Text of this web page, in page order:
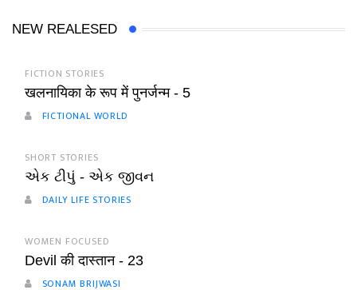
NEW REALESED
FICTION STORIES
खलनायिका के रूप में पुनर्जन्म - 5
FICTIONAL WORLD
SHORT STORIES
એક ટીપું - એક જીવન
DAILY LIFE STORIES
WOMEN FOCUSED
Devil की दास्तान - 23
SONAM BRIJWASI